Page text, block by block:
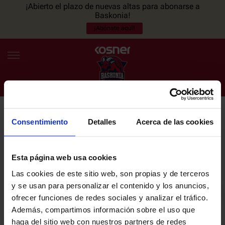
Consentimiento Detalles Acerca de las cookies
Esta página web usa cookies
Las cookies de este sitio web, son propias y de terceros
y se usan para personalizar el contenido y los anuncios,
ofrecer funciones de redes sociales y analizar el tráfico.
Además, compartimos información sobre el uso que
haga del sitio web con nuestros partners de redes
¡Abierto el plazo de nuevas altas para abonarse a
Baskonia!
¡Abónate aquí!
ES EU
NOTICIAS
PLANTILLA
ENTRADAS
NEWSLETTER
últimas noticias y promociones del club.
Email
He leído y acepto laPolítica de privacidaddel SASKI BASKONIA